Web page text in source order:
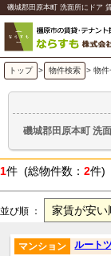
磯城郡田原本町 洗面所にドア
トップ > 物件検索 > 物件
磯城郡田原本町 洗
1件 (総物件数： 2件)
並び順 ：
ルート
マンション